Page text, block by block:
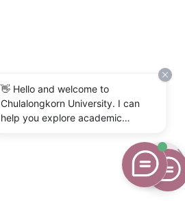
👋 Hello and welcome to
Chulalongkorn University. I can
help you explore academic